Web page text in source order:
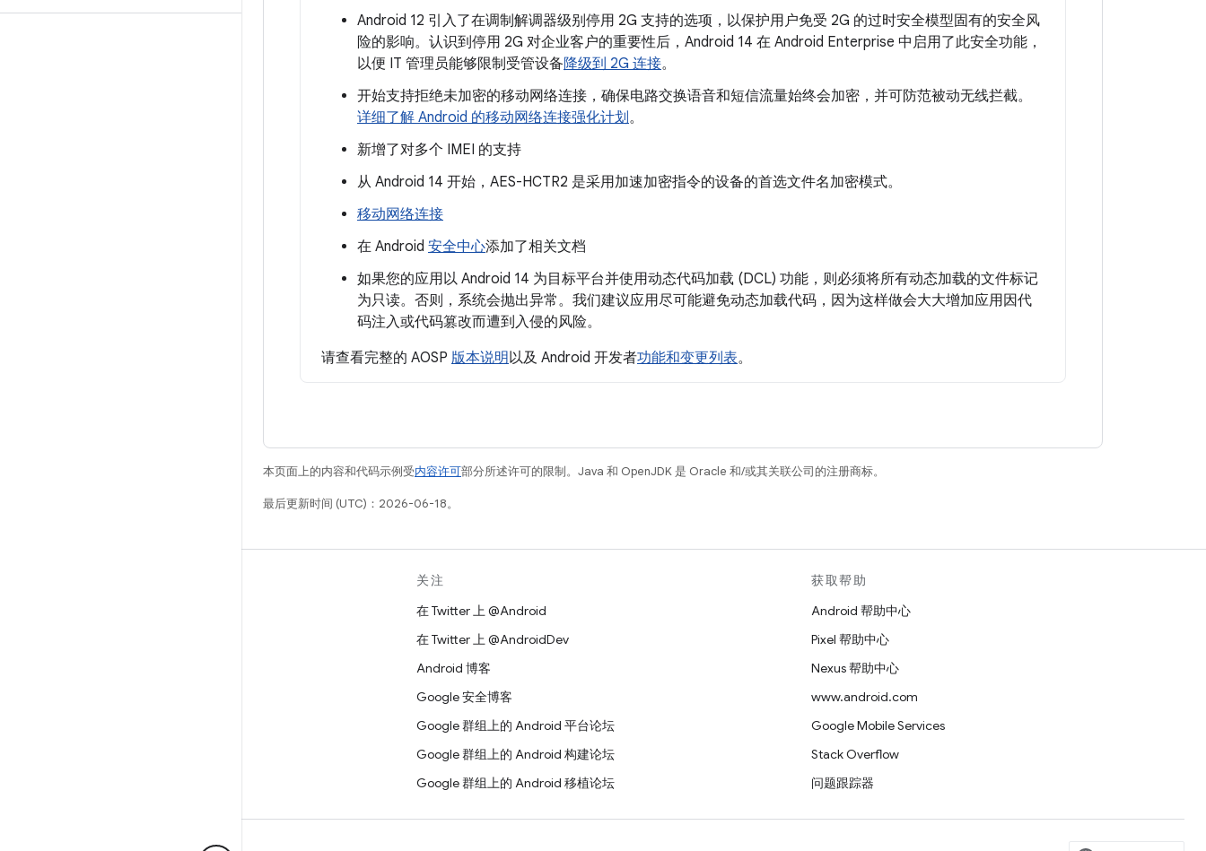
Android 12 引入了在调制解调器级别停用 2G 支持的选项，以保护用户免受 2G 的过时安全模型固有的安全风
险的影响。认识到停用 2G 对企业客户的重要性后，Android 14 在 Android Enterprise 中启用了此安全功能，
以便 IT 管理员能够限制受管设备降级到 2G 连接。
开始支持拒绝未加密的移动网络连接，确保电路交换语音和短信流量始终会加密，并可防范被动无线拦截。
详细了解 Android 的移动网络连接强化计划。
新增了对多个 IMEI 的支持
从 Android 14 开始，AES-HCTR2 是采用加速加密指令的设备的首选文件名加密模式。
移动网络连接
在 Android 安全中心添加了相关文档
如果您的应用以 Android 14 为目标平台并使用动态代码加载 (DCL) 功能，则必须将所有动态加载的文件标记
为只读。否则，系统会抛出异常。我们建议应用尽可能避免动态加载代码，因为这样做会大大增加应用因代
码注入或代码篡改而遭到入侵的风险。
请查看完整的 AOSP 版本说明以及 Android 开发者功能和变更列表。
本页面上的内容和代码示例受内容许可部分所述许可的限制。Java 和 OpenJDK 是 Oracle 和/或其关联公司的注册商标。
最后更新时间 (UTC)：2026-06-18。
关注
在 Twitter 上 @Android
在 Twitter 上 @AndroidDev
Android 博客
Google 安全博客
Google 群组上的 Android 平台论坛
Google 群组上的 Android 构建论坛
Google 群组上的 Android 移植论坛
获取帮助
Android 帮助中心
Pixel 帮助中心
Nexus 帮助中心
www.android.com
Google Mobile Services
Stack Overflow
问题跟踪器